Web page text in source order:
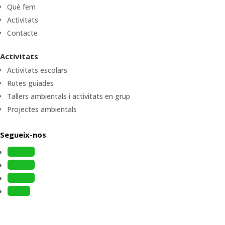
Què fem
Activitats
Contacte
Activitats
Activitats escolars
Rutes guiades
Tallers ambientals i activitats en grup
Projectes ambientals
Segueix-nos
Follow
Follow
Follow
Follow